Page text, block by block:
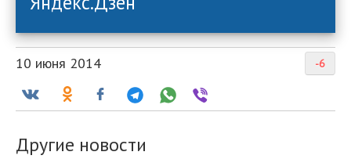
-6
10 июня 2014
Другие новости